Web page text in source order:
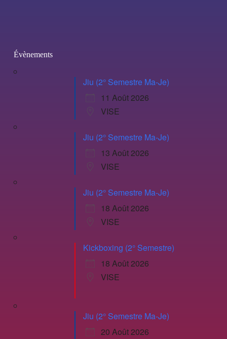
Évènements
Jiu (2° Semestre Ma-Je)
11 Août 2026
VISE
Jiu (2° Semestre Ma-Je)
13 Août 2026
VISE
Jiu (2° Semestre Ma-Je)
18 Août 2026
VISE
Kickboxing (2° Semestre)
18 Août 2026
VISE
Jiu (2° Semestre Ma-Je)
20 Août 2026